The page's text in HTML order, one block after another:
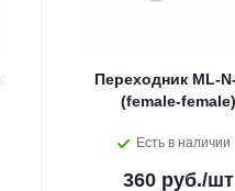
Переходник ML-
(female-female)
Есть в наличии
360 руб./шт